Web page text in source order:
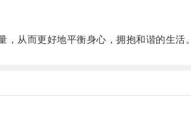
从而更好地平衡身心，拥抱和谐的生活。